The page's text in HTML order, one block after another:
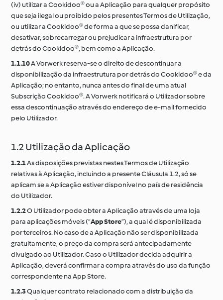
(iv) utilizar a Cookidoo® ou a Aplicação para qualquer propósito
que seja ilegal ou proibido pelos presentes Termos de Utilização,
ou utilizar a Cookidoo® de forma a que se possa danificar,
desativar, sobrecarregar ou prejudicar a infraestrutura por
detrás do Cookidoo®, bem como a Aplicação.
1.1.10A Vorwerk reserva-se o direito de descontinuar a
disponibilização da infraestrutura por detrás do Cookidoo® e da
Aplicação; no entanto, nunca antes do final de uma atual
Subscrição Cookidoo®. A Vorwerk notificará o Utilizador sobre
essa descontinuação através do endereço de e-mail fornecido
pelo Utilizador.
1.2 Utilização da Aplicação
1.2.1As disposições previstas nestes Termos de Utilização
relativas à Aplicação, incluindo a presente Cláusula 1.2, só se
aplicam se a Aplicação estiver disponível no país de residência
do Utilizador.
1.2.2O Utilizador pode obter a Aplicação através de uma loja
para aplicações móveis (“App Store”), a qual é disponibilizada
por terceiros. No caso de a Aplicação não ser disponibilizada
gratuitamente, o preço da compra será antecipadamente
divulgado ao Utilizador. Caso o Utilizador decida adquirir a
Aplicação, deverá confirmar a compra através do uso da função
correspondente na App Store.
1.2.3Qualquer contrato relacionado com a distribuição da